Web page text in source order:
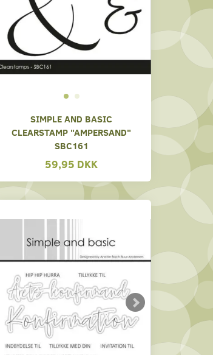
SIMPLE AND BASIC
CLEARSTAMP "AMPERSAND"
SBC161
59,95 DKK